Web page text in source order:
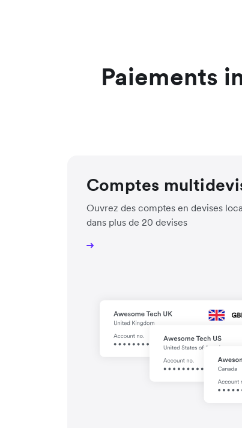
Paiements
Comptes
Ouvrez des comptes en devises
dans plus de 20 devises